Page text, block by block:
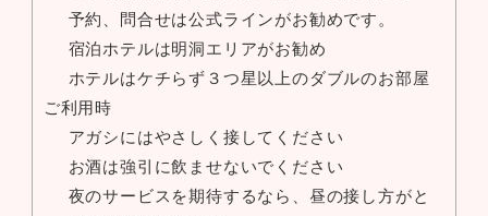
予約、問合せは公式ラインがお勧めです。
宿泊ホテルは明洞エリアがお勧め
ホテルはケチらず３つ星以上のダブルのお部屋
ご利用時
アガシにはやさしく接してください
お酒は強引に飲ませないでください
夜のサービスを期待するなら、昼の接し方がと